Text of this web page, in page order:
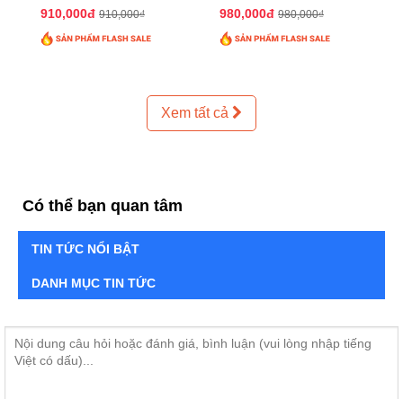
910,000đ 910,000₫ 980,000đ 980,000₫
Xem tất cả
Có thể bạn quan tâm
TIN TỨC NỔI BẬT
DANH MỤC TIN TỨC